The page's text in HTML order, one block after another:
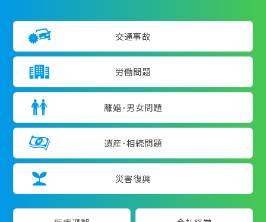
交通事故
労働問題
離婚･男女問題
遺産･相続問題
災害復興